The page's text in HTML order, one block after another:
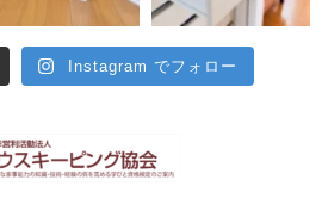
Instagram でフォロー